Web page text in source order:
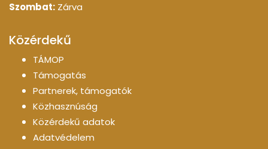
Szombat: Zárva
Közérdekű
TÁMOP
Támogatás
Partnerek, támogatók
Közhasznúság
Közérdekű adatok
Adatvédelem